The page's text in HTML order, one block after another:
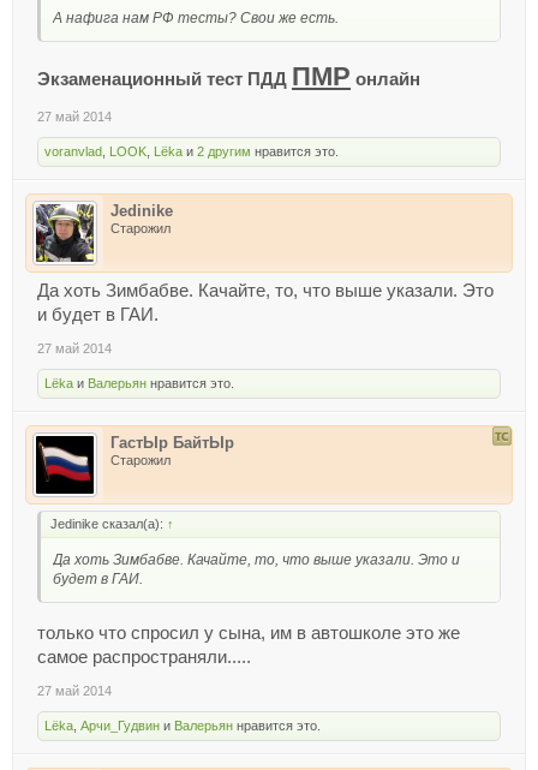
А нафига нам РФ тесты? Свои же есть.
Экзаменационный тест ПДД ПМР онлайн
27 май 2014
voranvlad LOOK Lёka и 2 другим нравится это.
Jedinike
Старожил
Да хоть Зимбабве. Качайте, то, что выше указали. Это
и будет в ГАИ.
27 май 2014
Lёka и Валерьян нравится это.
ГастЫр БайтЫр
Старожил
Jedinike сказал(а): ↑
Да хоть Зимбабве. Качайте, то, что выше указали. Это и
будет в ГАИ.
только что спросил у сына, им в автошколе это же
самое распространяли.....
27 май 2014
Lёka Арчи_Гудвин и Валерьян нравится это.